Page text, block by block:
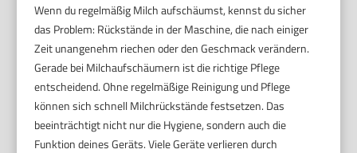
Wenn du regelmäßig Milch aufschäumst, kennst du sicher
das Problem: Rückstände in der Maschine, die nach einiger
Zeit unangenehm riechen oder den Geschmack verändern.
Gerade bei Milchaufschäumern ist die richtige Pflege
entscheidend. Ohne regelmäßige Reinigung und Pflege
können sich schnell Milchrückstände festsetzen. Das
beeinträchtigt nicht nur die Hygiene, sondern auch die
Funktion deines Geräts. Viele Geräte verlieren durch